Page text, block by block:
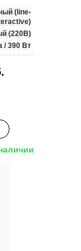
(line-
(220В)
/ 390 Вт